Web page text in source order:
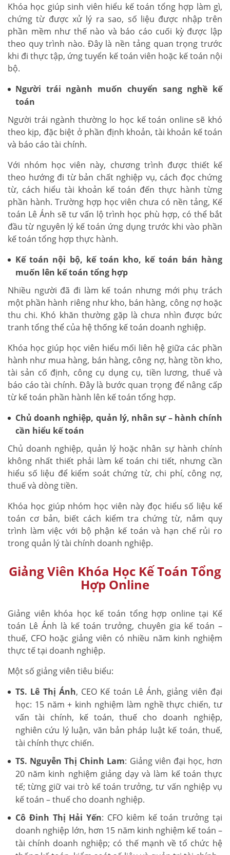
Khóa học giúp sinh viên hiểu kế toán tổng hợp làm gì,
chứng từ được xử lý ra sao, số liệu được nhập trên
phần mềm như thế nào và báo cáo cuối kỳ được lập
theo quy trình nào. Đây là nền tảng quan trọng trước
khi đi thực tập, ứng tuyển kế toán viên hoặc kế toán nội
bộ.
Người trái ngành muốn chuyển sang nghề kế
toán
Người trái ngành thường lo học kế toán online sẽ khó
theo kịp, đặc biệt ở phần định khoản, tài khoản kế toán
và báo cáo tài chính.
Với nhóm học viên này, chương trình được thiết kế
theo hướng đi từ bản chất nghiệp vụ, cách đọc chứng
từ, cách hiểu tài khoản kế toán đến thực hành từng
phần hành. Trường hợp học viên chưa có nền tảng, Kế
toán Lê Ánh sẽ tư vấn lộ trình học phù hợp, có thể bắt
đầu từ nguyên lý kế toán ứng dụng trước khi vào phần
kế toán tổng hợp thực hành.
Kế toán nội bộ, kế toán kho, kế toán bán hàng
muốn lên kế toán tổng hợp
Nhiều người đã đi làm kế toán nhưng mới phụ trách
một phần hành riêng như kho, bán hàng, công nợ hoặc
thu chi. Khó khăn thường gặp là chưa nhìn được bức
tranh tổng thể của hệ thống kế toán doanh nghiệp.
Khóa học giúp học viên hiểu mối liên hệ giữa các phần
hành như mua hàng, bán hàng, công nợ, hàng tồn kho,
tài sản cố định, công cụ dụng cụ, tiền lương, thuế và
báo cáo tài chính. Đây là bước quan trọng để nâng cấp
từ kế toán phần hành lên kế toán tổng hợp.
Chủ doanh nghiệp, quản lý, nhân sự – hành chính
cần hiểu kế toán
Chủ doanh nghiệp, quản lý hoặc nhân sự hành chính
không nhất thiết phải làm kế toán chi tiết, nhưng cần
hiểu số liệu để kiểm soát chứng từ, chi phí, công nợ,
thuế và dòng tiền.
Khóa học giúp nhóm học viên này đọc hiểu số liệu kế
toán cơ bản, biết cách kiểm tra chứng từ, nắm quy
trình làm việc với bộ phận kế toán và hạn chế rủi ro
trong quản lý tài chính doanh nghiệp.
Giảng Viên Khóa Học Kế Toán Tổng
Hợp Online
Giảng viên khóa học kế toán tổng hợp online tại Kế
toán Lê Ánh là kế toán trưởng, chuyên gia kế toán –
thuế, CFO hoặc giảng viên có nhiều năm kinh nghiệm
thực tế tại doanh nghiệp.
Một số giảng viên tiêu biểu:
TS. Lê Thị Ánh, CEO Kế toán Lê Ánh, giảng viên đại
học: 15 năm + kinh nghiệm làm nghề thực chiến, tư
vấn tài chính, kế toán, thuế cho doanh nghiệp,
nghiên cứu lý luận, văn bản pháp luật kế toán, thuế,
tài chính thực chiến.
TS. Nguyễn Thị Chinh Lam: Giảng viên đại học, hơn
20 năm kinh nghiệm giảng dạy và làm kế toán thực
tế; từng giữ vai trò kế toán trưởng, tư vấn nghiệp vụ
kế toán – thuế cho doanh nghiệp.
Cô Đinh Thị Hải Yến: CFO kiêm kế toán trưởng tại
doanh nghiệp lớn, hơn 15 năm kinh nghiệm kế toán –
tài chính doanh nghiệp; có thế mạnh về tổ chức hệ